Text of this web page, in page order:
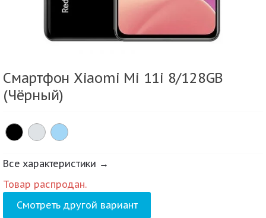
Смартфон Xiaomi Mi 11i 8/128GB
(Чёрный)
Все характеристики →
Товар распродан.
Смотреть другой вариант